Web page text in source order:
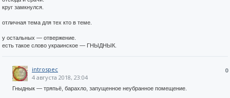
круг замкнулся.
отличная тема для тех кто в теме.
у остальных — отвержение.
есть такое слово украинское — ГНЫДНЫК.
0
introspec
4 августа 2018, 23:04
Гныднык — тряпьё, барахло, запущенное неубранное помещение.